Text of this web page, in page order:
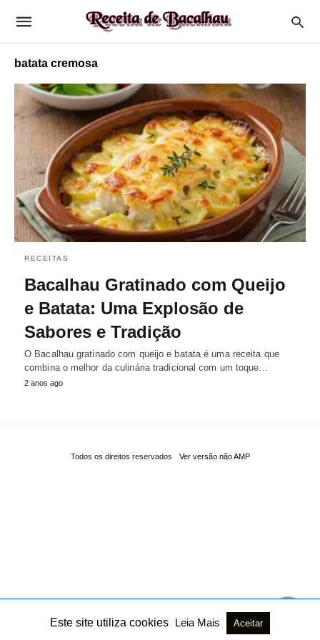
batata cremosa
RECEITAS
Bacalhau Gratinado com Queijo
e Batata: Uma Explosão de
Sabores e Tradição
O Bacalhau gratinado com queijo e batata é uma receita que
combina o melhor da culinária tradicional com um toque…
2 anos ago
Todos os direitos reservados Ver versão não AMP
Este site utiliza cookies Leia Mais Aceitar